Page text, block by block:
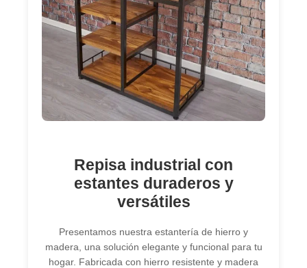
Repisa industrial con
estantes duraderos y
versátiles
Presentamos nuestra estantería de hierro y
madera, una solución elegante y funcional para tu
hogar. Fabricada con hierro resistente y madera